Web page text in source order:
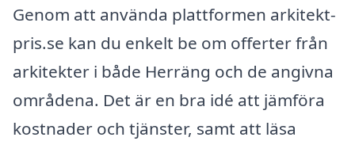
Genom att använda plattformen arkitekt-
pris.se kan du enkelt be om offerter från
arkitekter i både Herräng och de angivna
områdena. Det är en bra idé att jämföra
kostnader och tjänster, samt att läsa